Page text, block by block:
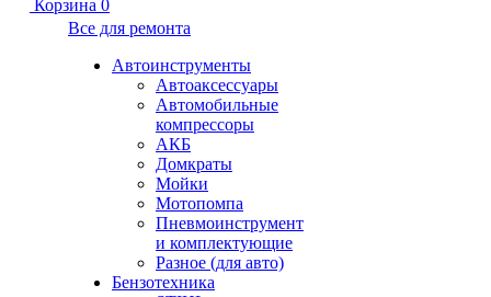
Корзина 0
Все для ремонта
Автоинструменты
Автоаксессуары
Автомобильные
компрессоры
АКБ
Домкраты
Мойки
Мотопомпа
Пневмоинструмент
и комплектующие
Разное (для авто)
Бензотехника